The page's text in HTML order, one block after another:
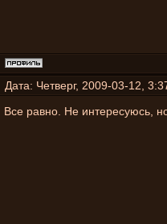
Дата: Четверг, 2009-03-12,
Все равно. Не интересуюсь, но